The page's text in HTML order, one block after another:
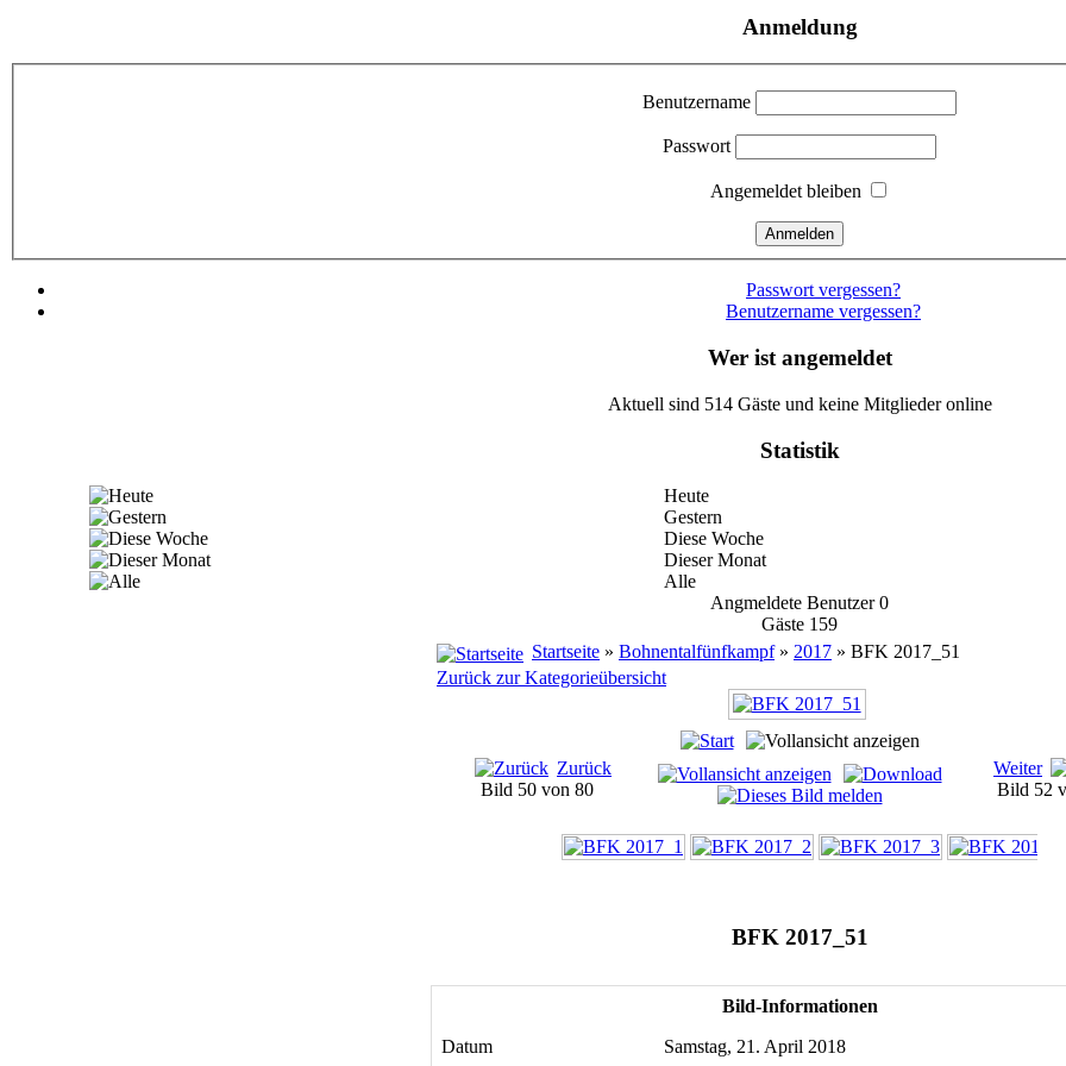
Anmeldung
Benutzername
Passwort
Angemeldet bleiben
Passwort vergessen?
Benutzername vergessen?
Wer ist angemeldet
Aktuell sind 514 Gäste und keine Mitglieder online
Statistik
Heute
Gestern
Diese Woche
Dieser Monat
Alle
Angmeldete Benutzer 0
Gäste 159
Startseite » Bohnentalfünfkampf» 2017 » BFK 2017_51
Zurück zur Kategorieübersicht
Zurück
Bild 50 von 80
Weiter
Bild 52
BFK 2017_51
Bild-Informationen
Datum Samstag, 21. April 2018